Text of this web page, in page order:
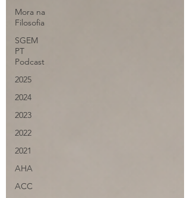
Mora na
Filosofia
SGEM
PT
Podcast
2025
2024
2023
2022
2021
AHA
ACC